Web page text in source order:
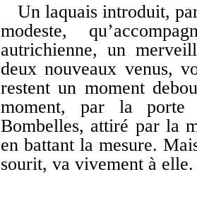
Un laquais introduit,
modeste,
autrichienne, un
deux nouveaux venus,
restent un moment
moment, par la
Bombelles, attiré par la
en battant la mesure.
sourit, va vivement à elle.